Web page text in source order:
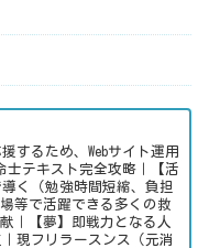
するため、Webサイト運用
士テキスト完全攻略｜【活
く（勉強時間短縮、負担
等で活躍できる多くの救
｜【夢】即戦力となる人
現フリラースンス（元消